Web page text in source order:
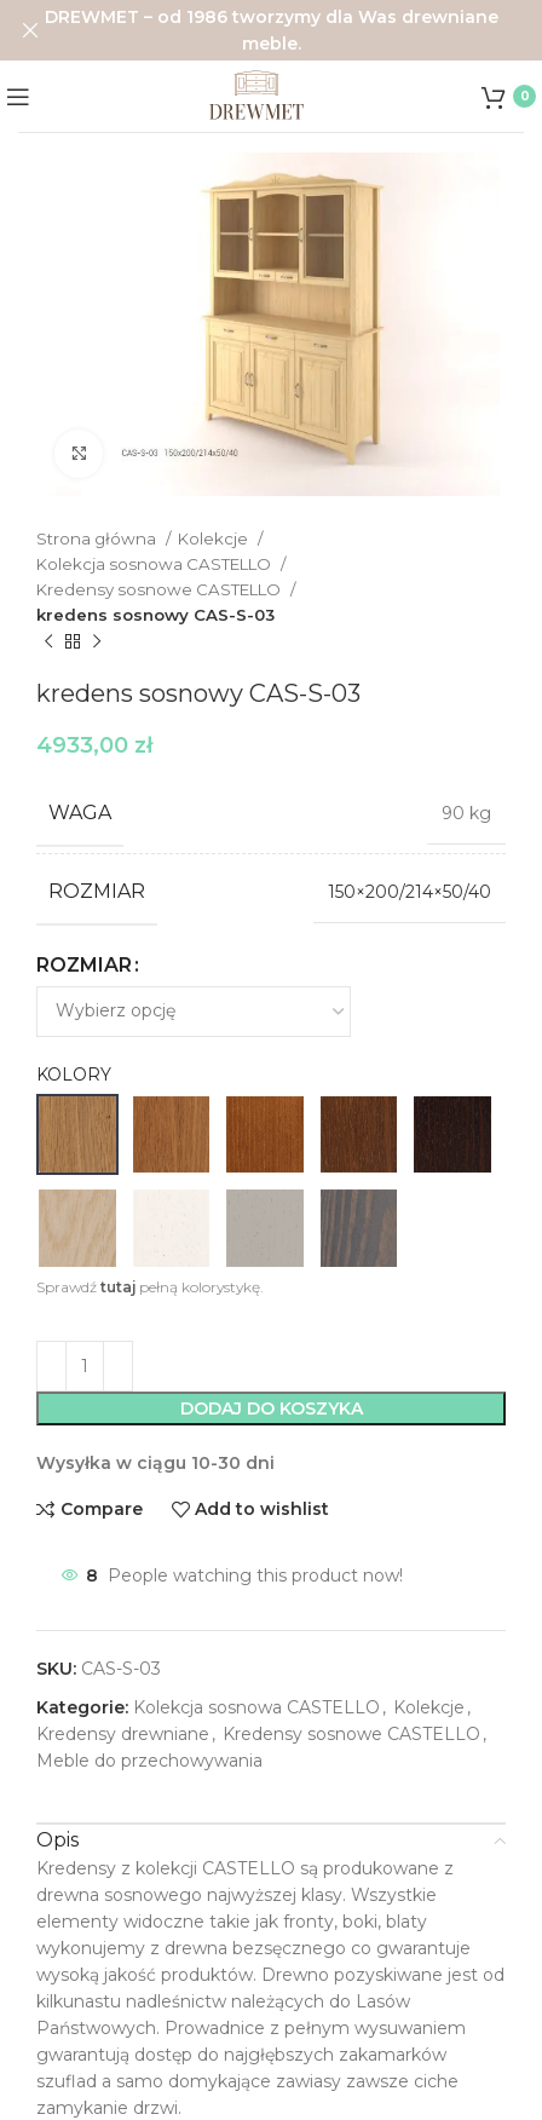
0
Click to enlarge
Strona główna
Kolekcje
Kolekcja sosnowa CASTELLO
Kredensy sosnowe CASTELLO
kredens sosnowy CAS-S-03
kredens sosnowy CAS-S-03
4933,00 zł
WAGA 90 kg
ROZMIAR 150×200/214×50/40
ROZMIAR
KOLORY
Sprawdź tutaj pełną kolorystykę.
DODAJ DO KOSZYKA
Wysyłka w ciągu 10-30 dni
Compare Add to wishlist
8 People watching this product now!
SKU: CAS-S-03
Kategorie: Kolekcja sosnowa CASTELLO , Kolekcje ,
Kredensy drewniane , Kredensy sosnowe CASTELLO ,
Meble do przechowywania
Opis
Kredensy z kolekcji CASTELLO są produkowane z
drewna sosnowego najwyższej klasy. Wszystkie
elementy widoczne takie jak fronty, boki, blaty
wykonujemy z drewna bezsęcznego co gwarantuje
wysoką jakość produktów. Drewno pozyskiwane jest od
kilkunastu nadleśnictw należących do Lasów
Państwowych. Prowadnice z pełnym wysuwaniem
gwarantują dostęp do najgłębszych zakamarków
szuflad a samo domykające zawiasy zawsze ciche
zamykanie drzwi.
DREWMET – od 1986 tworzymy dla Was drewniane
meble.